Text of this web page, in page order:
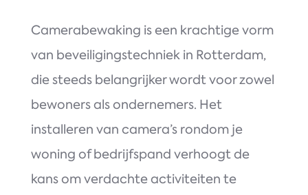
Camerabewaking is een krachtige vorm
van beveiligingstechniek in Rotterdam,
die steeds belangrijker wordt voor zowel
bewoners als ondernemers. Het
installeren van camera’s rondom je
woning of bedrijfspand verhoogt de
kans om verdachte activiteiten te